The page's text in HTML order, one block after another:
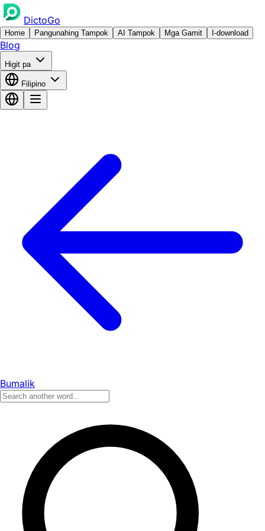
DictoGo
Home Pangunahing Tampok AI Tampok Mga Gamit I-download
Blog
Higit pa
Filipino
Bumalik